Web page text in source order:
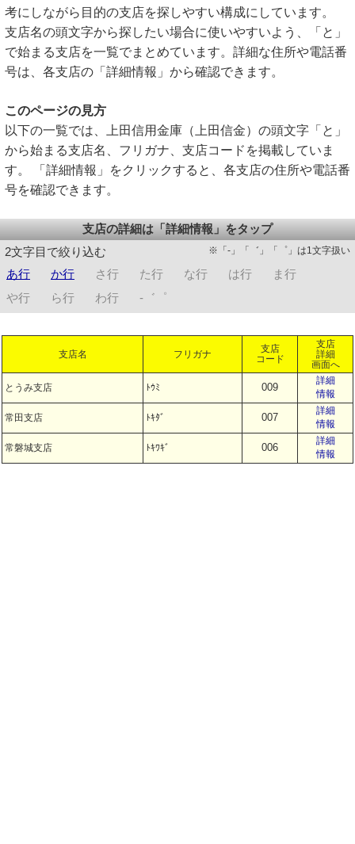
考にしながら目的の支店を探しやすい構成にしています。
支店名の頭文字から探したい場合に使いやすいよう、「と」
で始まる支店を一覧でまとめています。詳細な住所や電話番
号は、各支店の「詳細情報」から確認できます。
このページの見方
以下の一覧では、上田信用金庫（上田信金）の頭文字「と」
から始まる支店名、フリガナ、支店コードを掲載していま
す。 「詳細情報」をクリックすると、各支店の住所や電話番
号を確認できます。
支店の詳細は「詳細情報」をタップ
2文字目で絞り込む
※「-」「゛」「゜」は1文字扱い
あ行 か行 さ行 た行 な行 は行
ま行
や行
ら行 わ行 -゛゜
支店名 フリガナ
支店
コード
支店
詳細
画面へ
とうみ支店 ﾄｳﾐ 009
詳細
情報
常田支店 ﾄｷﾀﾞ 007
詳細
情報
常磐城支店 ﾄｷﾜｷﾞ 006
詳細
情報